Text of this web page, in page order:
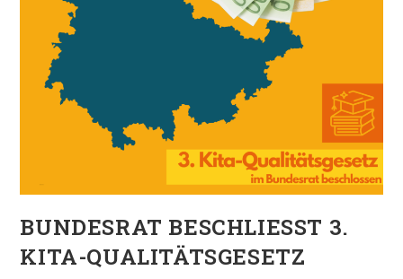
BUNDESRAT BESCHLIESST 3.
KITA-QUALITÄTSGESETZ